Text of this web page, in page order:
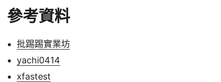
參考資料
批踢踢實業坊
yachi0414
xfastest